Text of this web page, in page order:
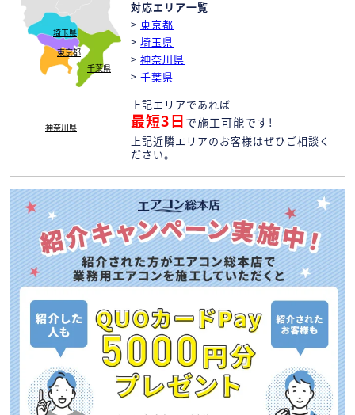
東京都
埼玉県
神奈川県
千葉県
対応エリア一覧
> 東京都
> 埼玉県
> 神奈川県
> 千葉県
上記エリアであれば
最短3日 で施工可能です!
上記近隣エリアのお客様はぜひご相談く
ださい。